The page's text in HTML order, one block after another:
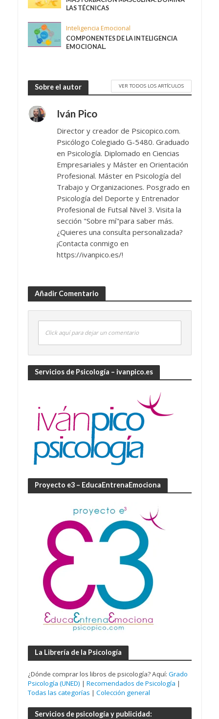
LAS TÉCNICAS
Inteligencia Emocional
COMPONENTES DE LA INTELIGENCIA
EMOCIONAL.
Sobre el autor VER TODOS LOS ARTÍCULOS
Iván Pico
Director y creador de Psicopico.com.
Psicólogo Colegiado G-5480. Graduado
en Psicología. Diplomado en Ciencias
Empresariales y Máster en Orientación
Profesional. Máster en Psicología del
Trabajo y Organizaciones. Posgrado en
Psicología del Deporte y Entrenador
Profesional de Futsal Nivel 3. Visita la
sección "Sobre mí"para saber más.
¿Quieres una consulta personalizada?
¡Contacta conmigo en
https://ivanpico.es/!
Añadir Comentario
Click aquí para dejar un comentario
Servicios de Psicología – ivanpico.es
Proyecto e3 – EducaEntrenaEmociona
La Librería de la Psicología
¿Dónde comprar los libros de psicología? Aquí: Grado
Psicología (UNED) | Recomendados de Psicología |
Todas las categorías | Colección general
Servicios de psicología y publicidad: